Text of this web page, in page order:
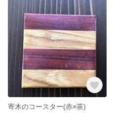
寄木のコースター(赤×茶)